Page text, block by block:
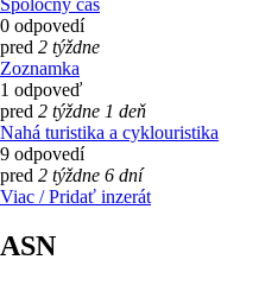
0 odpovedí
pred 2 týždne
Zoznamka
1 odpoveď
pred 2 týždne 1 deň
Nahá turistika a cyklouristika
9 odpovedí
pred 2 týždne 6 dní
Viac / Pridať inzerát
ASN